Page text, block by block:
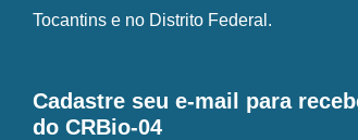
Tocantins e no Distrito Federal.
Cadastre seu e-mail para
do CRBio-04